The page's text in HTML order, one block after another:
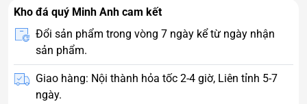
Kho đá quý Minh Anh cam kết
Đổi sản phẩm trong vòng 7 ngày kể từ ngày nhận
sản phẩm.
Giao hàng: Nội thành hỏa tốc 2-4 giờ, Liên tỉnh 5-7
ngày.